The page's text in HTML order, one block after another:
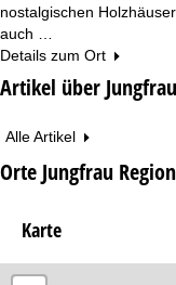
nostalgischen
auch …
Details zum Ort
Artikel über
Alle Artikel
Orte Jungfrau Region
Karte